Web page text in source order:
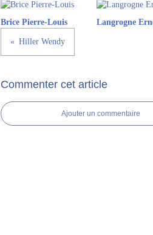
Brice Pierre-Louis Langrogne
Hiller Wendy
Commenter cet article
Ajouter un commentaire